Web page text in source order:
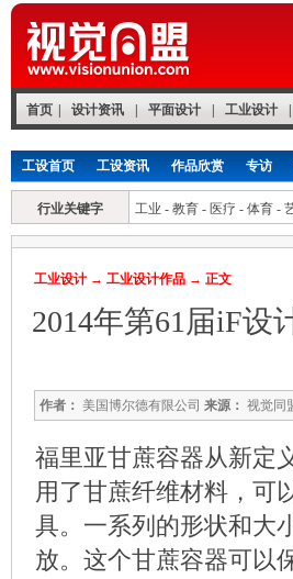
首页 设计资讯 平面设计 工业设计
工设首页 工设资讯 作品欣赏 专访
行业关键字 工业 - 教育 - 医疗 - 体育 -
工业设计 → 工业设计作品 → 正文
2014年第61届iF
作者： 美国博尔德有限公司 来源： 视觉同
福里亚甘蔗容器从新定
用了甘蔗纤维材料，可
具。一系列的形状和大
放。这个甘蔗容器可以